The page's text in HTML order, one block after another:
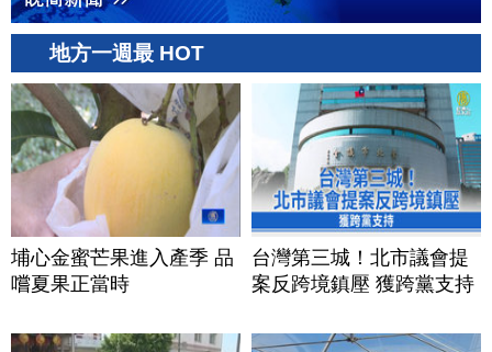
地方一週最 HOT
埔心金蜜芒果進入產季 品
嚐夏果正當時
台灣第三城！北市議會提
案反跨境鎮壓 獲跨黨支持